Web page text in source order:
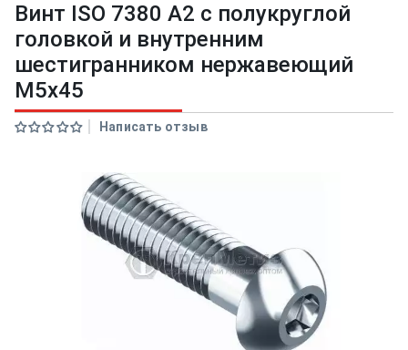
Винт ISO 7380 A2 с полукруглой
головкой и внутренним
шестигранником нержавеющий
M5x45
Написать отзыв